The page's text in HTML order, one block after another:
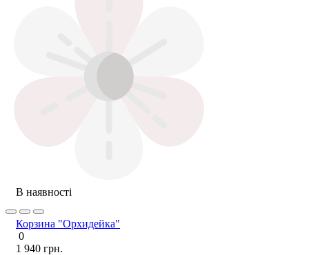
В наявності
Корзина "Орхидейка"
0
1 940 грн.